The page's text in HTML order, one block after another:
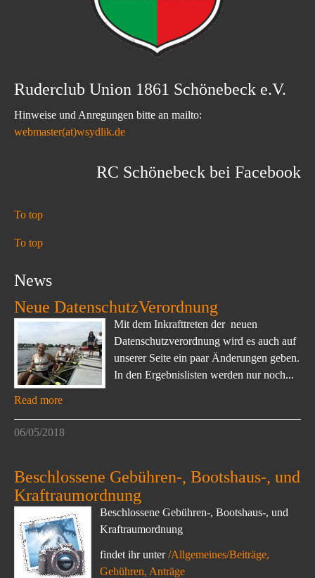
Ruderclub Union 1861 Schönebeck e.V.
Hinweise und Anregungen bitte an mailto:
webmaster(at)wsydlik.de
RC Schönebeck bei Facebook
To top
To top
News
Neue DatenschutzVerordnung
Mit dem Inkrafttreten der neuen
Datenschutzverordnung wird es auch auf
unserer Seite ein paar Änderungen geben.
In den Ergebnislisten werden nur noch...
Read more
06/05/2018
Beschlossene Gebühren-, Bootshaus-, und
Kraftraumordnung
Beschlossene Gebühren-, Bootshaus-, und
Kraftraumordnung
findet ihr unter/Allgemeines/Beiträge,
Gebühren, Anträge